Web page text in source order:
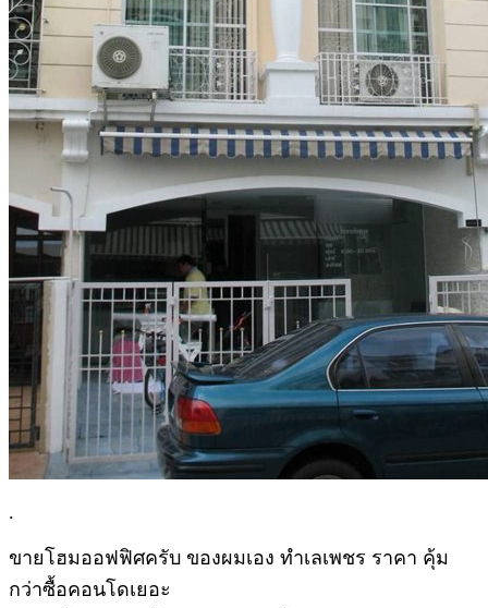
.
ขายโฮมออฟฟิศครับ ของผมเอง ทำเลเพชร ราคา คุ้ม
กว่าซื้อคอนโดเยอะ